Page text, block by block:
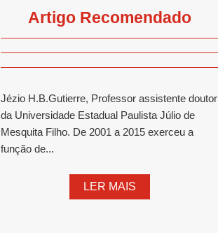
Artigo Recomendado
Jézio H.B.Gutierre, Professor assistente doutor
da Universidade Estadual Paulista Júlio de
Mesquita Filho. De 2001 a 2015 exerceu a
função de...
LER MAIS